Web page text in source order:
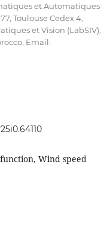
et Automatiques
Toulouse Cedex 4,
et Vision (LabSIV),
Email:
Wind speed